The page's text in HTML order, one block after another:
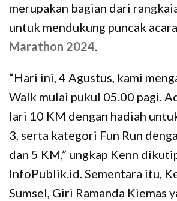
merupakan bagian dari
untuk mendukung puncak acara
Marathon 2024.
“Hari ini, 4 Agustus, kami
Walk mulai pukul 05.00 pagi.
lari 10 KM dengan hadiah
3, serta kategori Fun Run
dan 5 KM,” ungkap Kenn
InfoPublik.id. Sementara itu,
Sumsel, Giri Ramanda Kiemas